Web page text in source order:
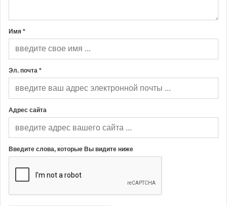
Имя *
Эл. почта *
Адрес сайта
Введите слова, которые Вы видите ниже